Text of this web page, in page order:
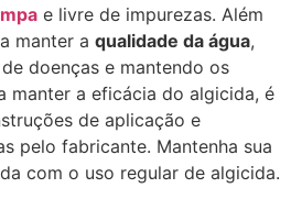
e livre de impurezas. Além
manter a qualidade da água,
doenças e mantendo os
manter a eficácia do algicida, é
de aplicação e
pelo fabricante. Mantenha sua
com o uso regular de algicida.